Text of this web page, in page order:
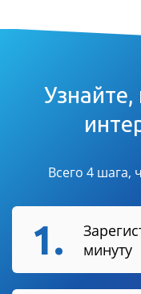
Узнайте,
Всего 4 шага,
1.
минуту